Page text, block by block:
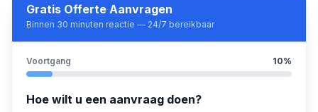
Gratis Offerte Aanvragen
Binnen 30 minuten reactie — 24/7 bereikbaar
Voortgang 10%
Hoe wilt u een aanvraag doen?